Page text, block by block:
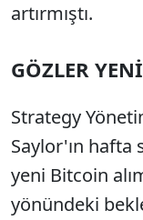
artırmıştı.
GÖZLER
Strategy
Saylor'ın hafta
yeni Bitcoin
yönündeki